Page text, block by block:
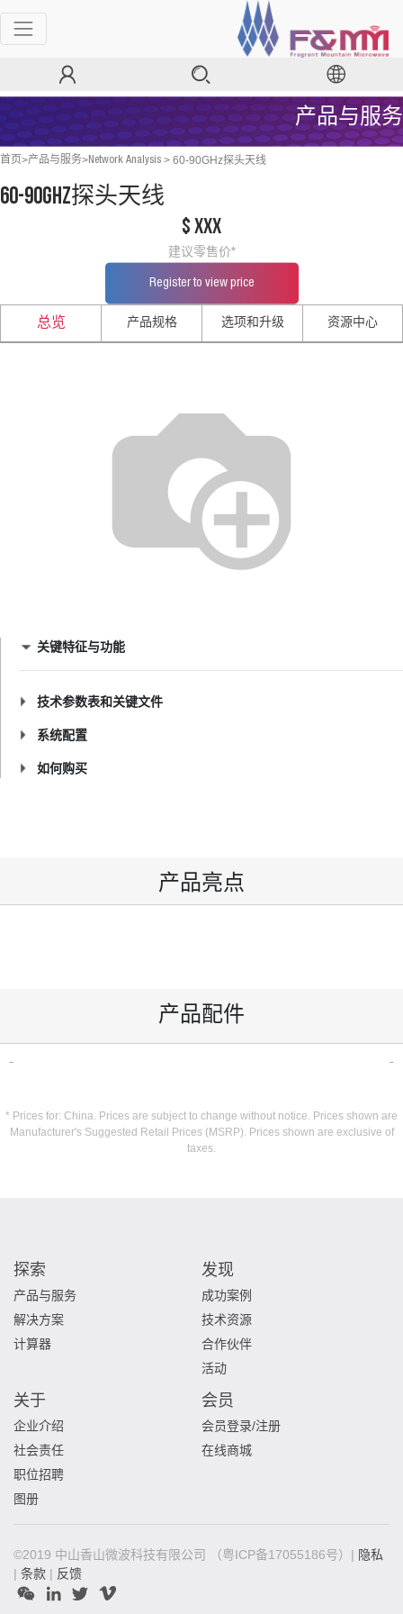
产品与服务
首页>产品与服务>Network Analysis > 60-90GHz探头天线
60-90GHz探头天线
$ xxx
建议零售价*
Register to view price
总览 产品规格 选项和升级 资源中心
关键特征与功能
技术参数表和关键文件
系统配置
如何购买
产品亮点
产品配件
* Prices for: China. Prices are subject to change without notice. Prices shown are
Manufacturer's Suggested Retail Prices (MSRP). Prices shown are exclusive of
taxes.
探索
产品与服务
解决方案
计算器
发现
成功案例
技术资源
合作伙伴
活动
关于
企业介绍
社会责任
职位招聘
图册
会员
会员登录/注册
在线商城
©2019 中山香山微波科技有限公司 （粤ICP备17055186号）| 隐私
| 条款 | 反馈